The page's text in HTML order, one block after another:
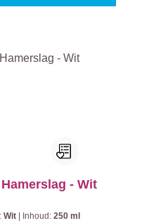
- Wit
Wit Inhoud: 250 ml